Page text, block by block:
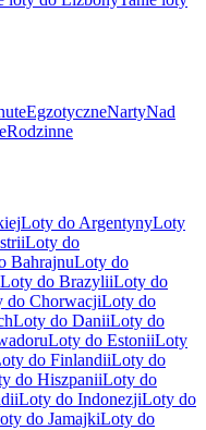
EgzotyczneNartyNad
Rodzinne
Loty do ArgentynyLoty
Loty do
BahrajnuLoty do
Loty do BrazyliiLoty do
do ChorwacjiLoty do
Loty do DaniiLoty do
Loty do EstoniiLoty
do FinlandiiLoty do
do HiszpaniiLoty do
Loty do IndonezjiLoty do
do JamajkiLoty do